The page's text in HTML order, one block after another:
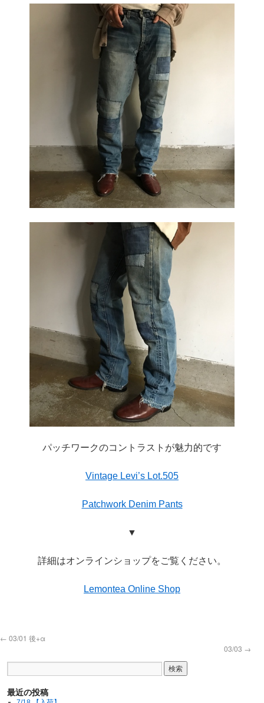
パッチワークのコントラストが魅力的です
Vintage Levi’s Lot.505
Patchwork Denim Pants
▼
詳細はオンラインショップをご覧ください。
Lemontea Online Shop
← 03/01 後+α
03/03 →
最近の投稿